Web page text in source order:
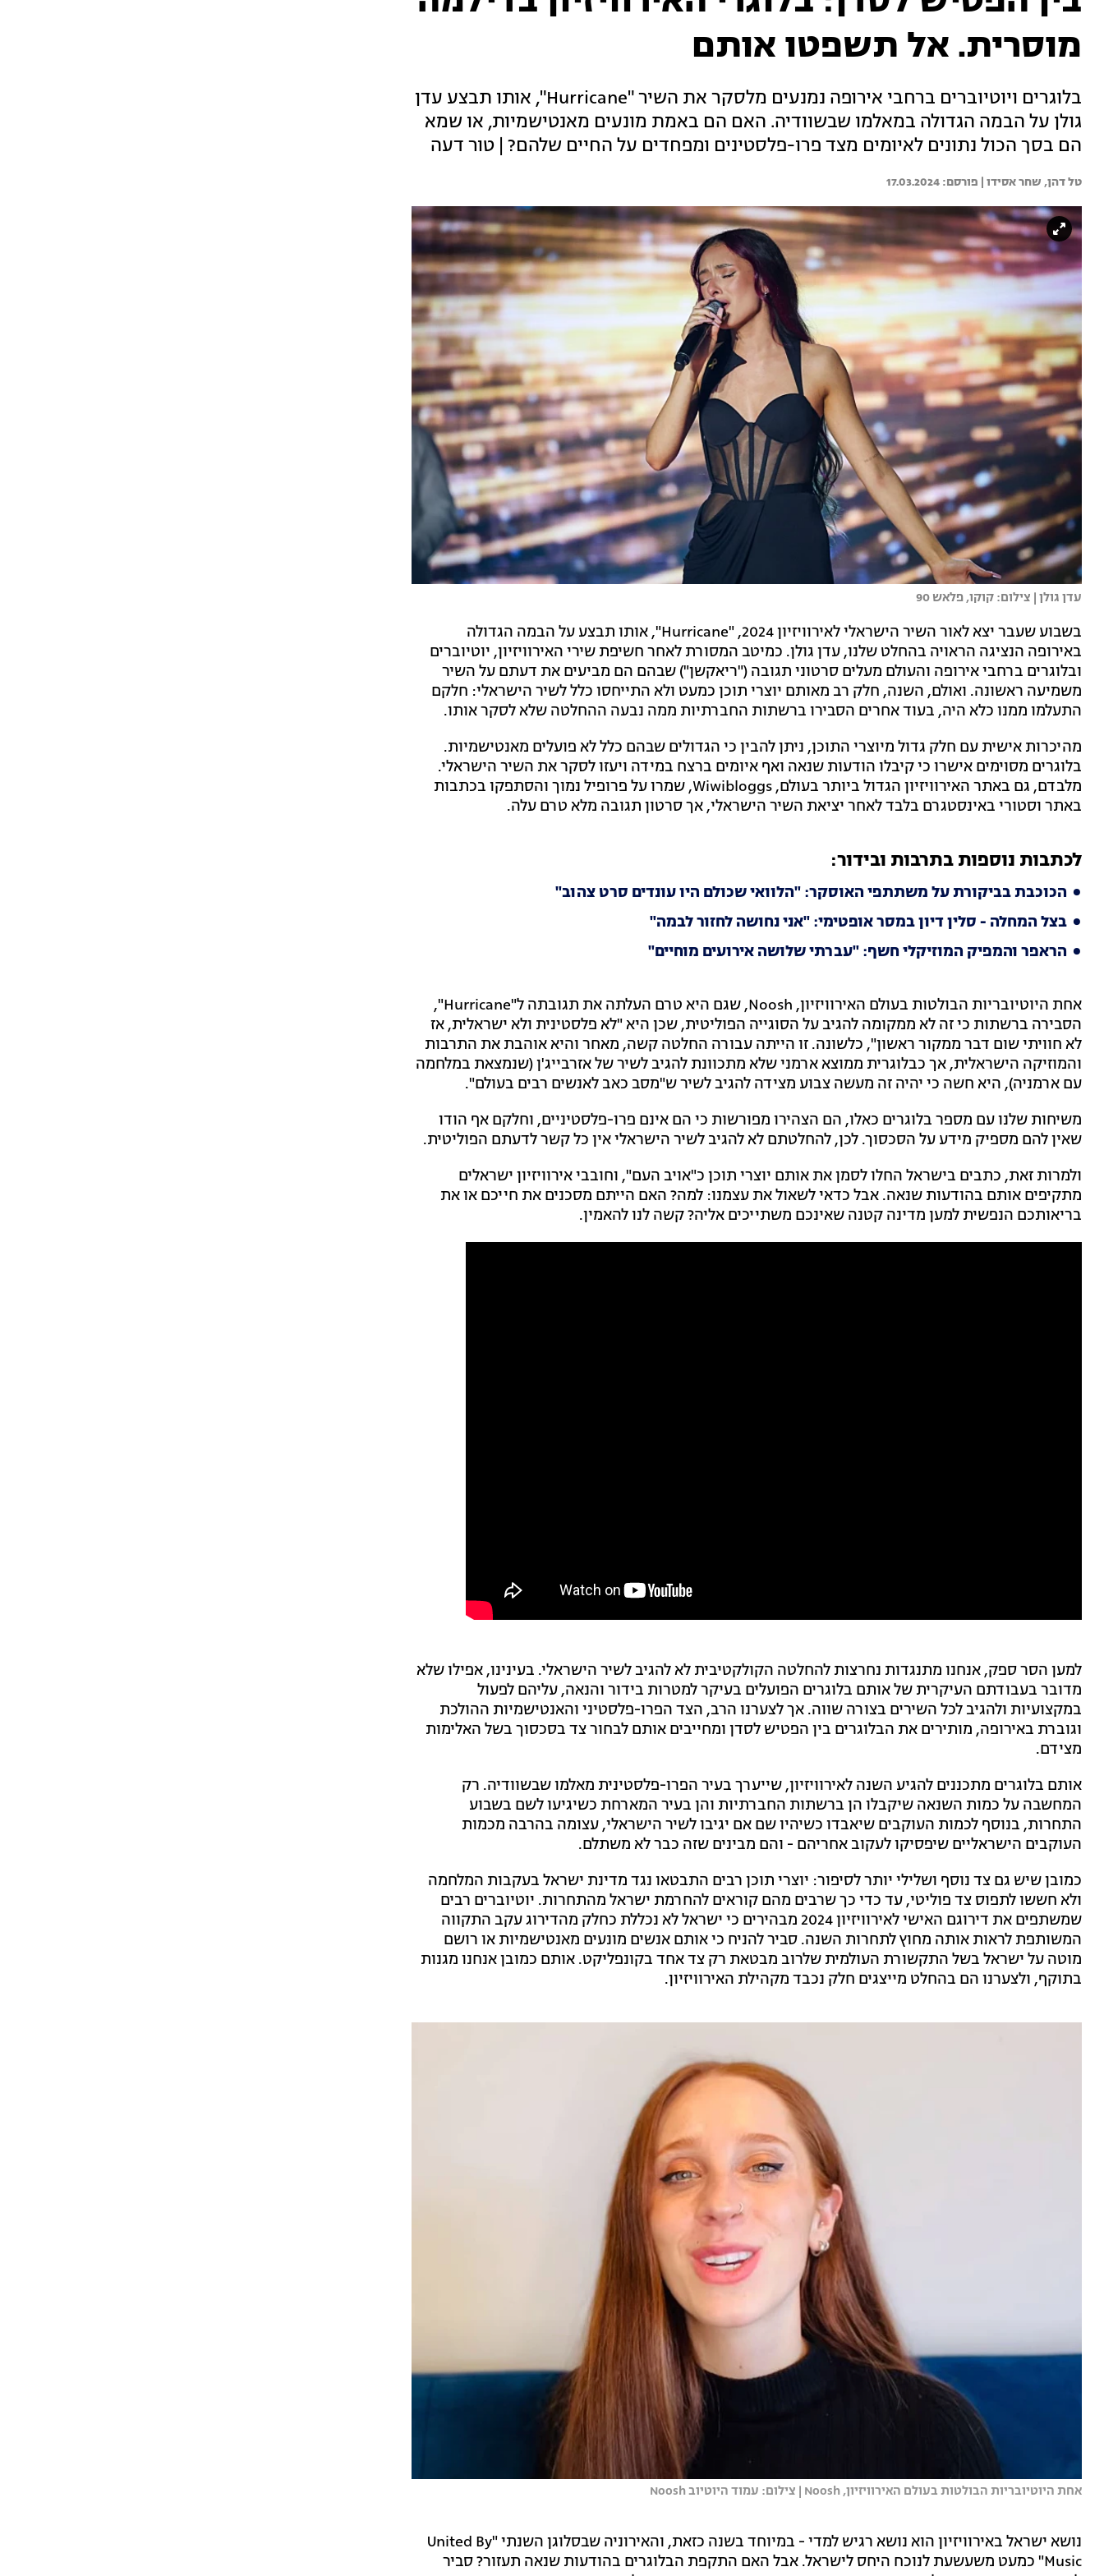
מוסרית. אל תשפטו אותם
בלוגרים ויוטיוברים ברחבי אירופה נמנעים מלסקר את השיר "Hurricane", אותו תבצע עדן
גולן על הבמה הגדולה במאלמו שבשוודיה. האם הם באמת מונעים מאנטישמיות, או שמא
הם בסך הכול נתונים לאיומים מצד פרו-פלסטינים ומפחדים על החיים שלהם? | טור דעה
טל דהן, שחר אסידו | 17.03.2024
עדן גולן | צילום: קוקו, פלאש 90
בשבוע שעבר יצא לאור השיר הישראלי לאירוויזיון 2024, "Hurricane", אותו תבצע על הבמה הגדולה
באירופה הנציגה הראויה בהחלט שלנו, עדן גולן. כמיטב המסורת לאחר חשיפת שירי האירוויזיון, יוטיוברים
ובלוגרים ברחבי אירופה והעולם מעלים סרטוני תגובה ("ריאקשן") שבהם הם מביעים את דעתם על השיר
משמיעה ראשונה. ואולם, השנה, חלק רב מאותם יוצרי תוכן כמעט ולא התייחסו כלל לשיר הישראלי: חלקם
התעלמו ממנו כלא היה, בעוד אחרים הסבירו ברשתות החברתיות ממה נבעה ההחלטה שלא לסקר אותו.
מהיכרות אישית עם חלק גדול מיוצרי התוכן, ניתן להבין כי הגדולים שבהם כלל לא פועלים מאנטישמיות.
בלוגרים מסוימים אישרו כי קיבלו הודעות שנאה ואף איומים ברצח במידה ויעזו לסקר את השיר הישראלי.
מלבדם, גם באתר האירוויזיון הגדול ביותר בעולם, Wiwibloggs, שמרו על פרופיל נמוך והסתפקו בכתבות
באתר וסטורי באינסטגרם בלבד לאחר יציאת השיר הישראלי, אך סרטון תגובה מלא טרם עלה.
לכתבות נוספות בתרבות ובידור:
הכוכבת בביקורת על משתתפי האוסקר: "הלוואי שכולם היו עונדים סרט צהוב"
בצל המחלה - סלין דיון במסר אופטימי: "אני נחושה לחזור לבמה"
הראפר והמפיק המוזיקלי חשף: "עברתי שלושה אירועים מוחיים"
אחת היוטיובריות הבולטות בעולם האירוויזיון, Noosh, שגם היא טרם העלתה את תגובתה ל"Hurricane",
הסבירה ברשתות כי זה לא ממקומה להגיב על הסוגייה הפוליטית, שכן היא "לא פלסטינית ולא ישראלית, אז
לא חוויתי שום דבר ממקור ראשון", כלשונה. זו הייתה עבורה החלטה קשה, מאחר והיא אוהבת את התרבות
והמוזיקה הישראלית, אך כבלוגרית ממוצא ארמני שלא מתכוונת להגיב לשיר של אזרבייג'ן (שנמצאת במלחמה
עם ארמניה), היא חשה כי יהיה זה מעשה צבוע מצידה להגיב לשיר ש"מסב כאב לאנשים רבים בעולם".
משיחות שלנו עם מספר בלוגרים כאלו, הם הצהירו מפורשות כי הם אינם פרו-פלסטיניים, וחלקם אף הודו
שאין להם מספיק מידע על הסכסוך. לכן, להחלטתם לא להגיב לשיר הישראלי אין כל קשר לדעתם הפוליטית.
ולמרות זאת, כתבים בישראל החלו לסמן את אותם יוצרי תוכן כ"אויב העם", וחובבי אירוויזיון ישראלים
מתקיפים אותם בהודעות שנאה. אבל כדאי לשאול את עצמנו: למה? האם הייתם מסכנים את חייכם או את
בריאותכם הנפשית למען מדינה קטנה שאינכם משתייכים אליה? קשה לנו להאמין.
למען הסר ספק, אנחנו מתנגדות נחרצות להחלטה הקולקטיבית לא להגיב לשיר הישראלי. בעינינו, אפילו שלא
מדובר בעבודתם העיקרית של אותם בלוגרים הפועלים בעיקר למטרות בידור והנאה, עליהם לפעול
במקצועיות ולהגיב לכל השירים בצורה שווה. אך לצערנו הרב, הצד הפרו-פלסטיני והאנטישמיות ההולכת
וגוברת באירופה, מותירים את הבלוגרים בין הפטיש לסדן ומחייבים אותם לבחור צד בסכסוך בשל האלימות
מצידם.
אותם בלוגרים מתכננים להגיע השנה לאירוויזיון, שייערך בעיר הפרו-פלסטינית מאלמו שבשוודיה. רק
המחשבה על כמות השנאה שיקבלו הן ברשתות החברתיות והן בעיר המארחת כשיגיעו לשם בשבוע
התחרות, בנוסף לכמות העוקבים שיאבדו כשיהיו שם אם יגיבו לשיר הישראלי, עצומה בהרבה מכמות
העוקבים הישראליים שיפסיקו לעקוב אחריהם - והם מבינים שזה כבר לא משתלם.
כמובן שיש גם צד נוסף ושלילי יותר לסיפור: יוצרי תוכן רבים התבטאו נגד מדינת ישראל בעקבות המלחמה
ולא חששו לתפוס צד פוליטי, עד כדי כך שרבים מהם קוראים להחרמת ישראל מהתחרות. יוטיוברים רבים
שמשתפים את דירוגם האישי לאירוויזיון 2024 מבהירים כי ישראל לא נכללת כחלק מהדירוג עקב התקווה
המשותפת לראות אותה מחוץ לתחרות השנה. סביר להניח כי אותם אנשים מונעים מאנטישמיות או רושם
מוטה על ישראל בשל התקשורת העולמית שלרוב מבטאת רק צד אחד בקונפליקט. אותם כמובן אנחנו מגנות
בתוקף, ולצערנו הם בהחלט מייצגים חלק נכבד מקהילת האירוויזיון.
אחת היוטיובריות הבולטות בעולם האירוויזיון, Noosh | צילום: עמוד היוטיוב Noosh
נושא ישראל באירוויזיון הוא נושא רגיש למדי - במיוחד בשנה כזאת, והאירוניה שבסלוגן השנתי "United By
Music" כמעט משעשעת לנוכח היחס לישראל. אבל האם התקפת הבלוגרים בהודעות שנאה תעזור? סביר